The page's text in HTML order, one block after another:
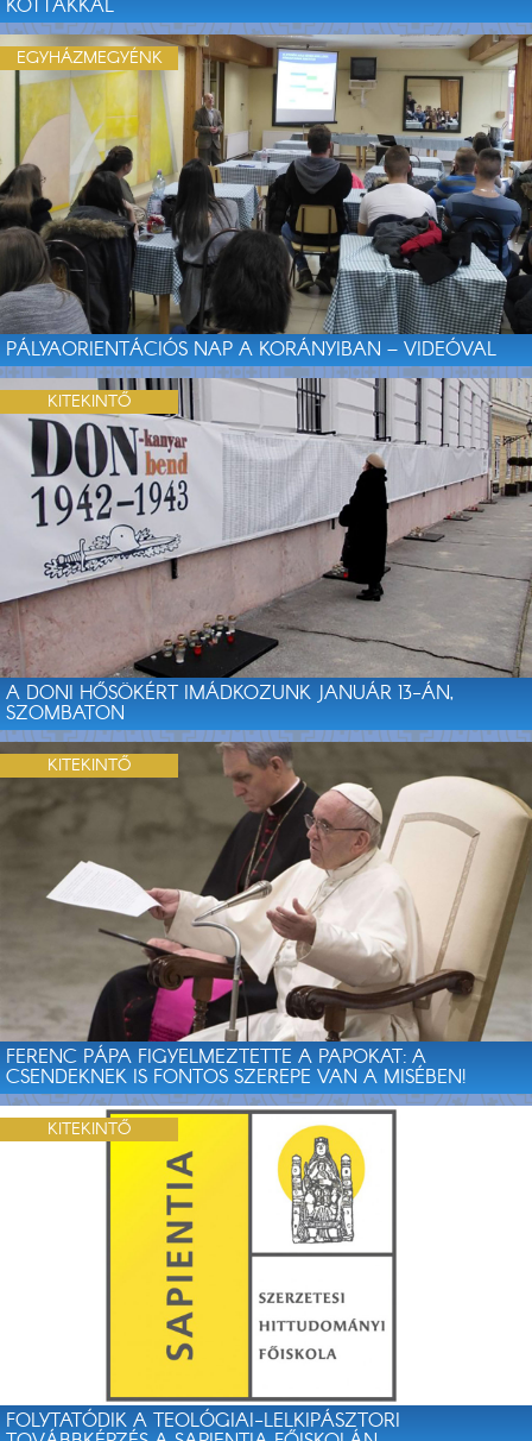
KOTTÁKKAL
PÁLYAORIENTÁCIÓS NAP A KORÁNYIBAN – VIDEÓVAL
EGYHÁZMEGYÉNK
A DONI HŐSÖKÉRT IMÁDKOZUNK JANUÁR 13-ÁN,
SZOMBATON
KITEKINTŐ
FERENC PÁPA FIGYELMEZTETTE A PAPOKAT: A
CSENDEKNEK IS FONTOS SZEREPE VAN A MISÉBEN!
KITEKINTŐ
FOLYTATÓDIK A TEOLÓGIAI-LELKIPÁSZTORI
KITEKINTŐ